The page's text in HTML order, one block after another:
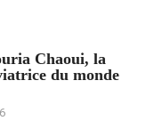
Chaoui, la
du monde